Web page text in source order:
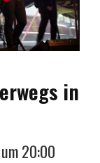
in
20:00